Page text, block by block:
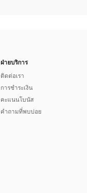
ฝ่ายบริการ
ติดต่อเรา
การชำระเงิน
คะแนนโบนัส
คำถามที่พบบ่อย